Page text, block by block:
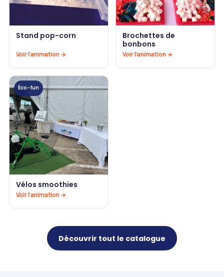
Stand pop-corn
Voir l'animation →
Brochettes de
bonbons
Voir l'animation →
Éco-fun
Vélos smoothies
Voir l'animation →
Découvrir tout le catalogue